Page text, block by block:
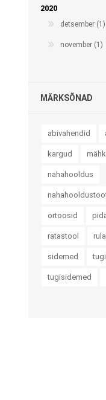
2020
detsember (1)
november (1)
MÄRKSÕNAD
abivahendid
kargud
nahahooldus
ortoosid
ratastool
sidemed
tugisidemed